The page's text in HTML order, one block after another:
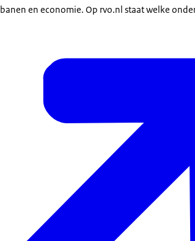
banen en economie. Op rvo.nl staat welke